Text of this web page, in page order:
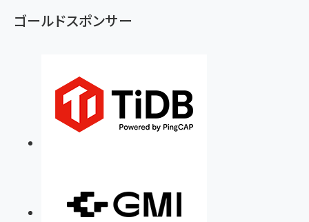
ゴールドスポンサー